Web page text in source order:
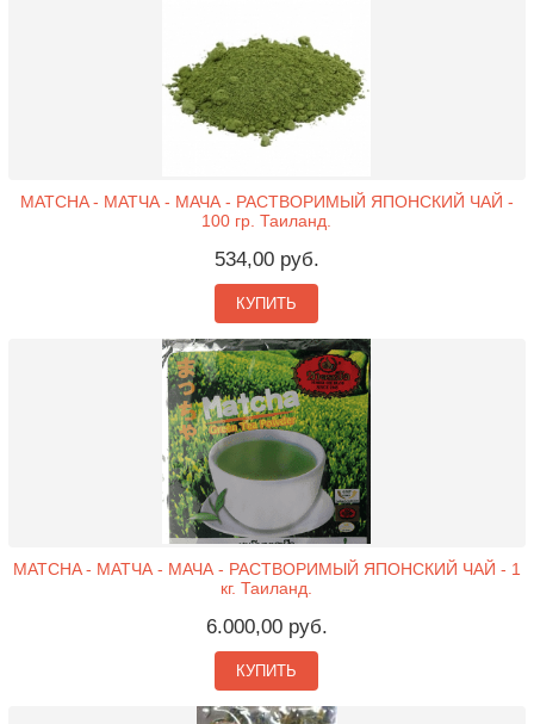
MATCHA - МАТЧА - МАЧА - РАСТВОРИМЫЙ ЯПОНСКИЙ ЧАЙ -
100 гр. Таиланд.
534,00 руб.
КУПИТЬ
MATCHA - МАТЧА - МАЧА - РАСТВОРИМЫЙ ЯПОНСКИЙ ЧАЙ - 1
кг. Таиланд.
6.000,00 руб.
КУПИТЬ